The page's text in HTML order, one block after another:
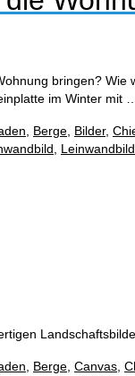
bringen?
im Winter mit …
Berge Bilder,
Berge Canvas